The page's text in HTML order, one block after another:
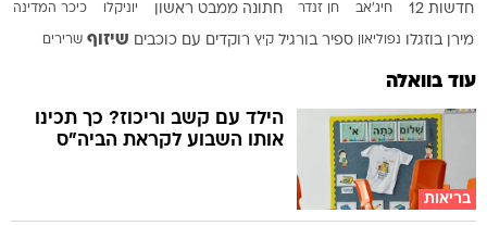
חדשות 12 חיג'אב חן זנדר חתונה ממבט ראשון יוניקלו כיכר המדינה
מירן בוזגלו נפוליאון ספיר בורגיל קיץ רוקדים עם כוכבים שיזוף שרירים
עוד בוואלה
בריאות
הילד עם קשב וריכוז? כך תכינו
אותו השבוע לקראת הביה"ס